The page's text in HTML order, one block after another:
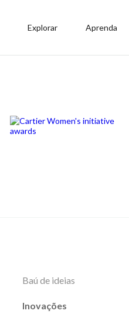
Explorar Aprenda
Baú de ideias
Inovações